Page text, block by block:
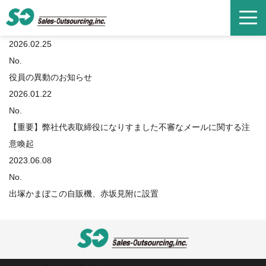
2026.02.25
No.
役員の異動のお知らせ
2026.01.22
No.
【重要】弊社代表取締役になりすました不審なメールに関する注
意喚起
2023.06.08
No.
出塚かまぼこの自販機、赤坂見附に設置